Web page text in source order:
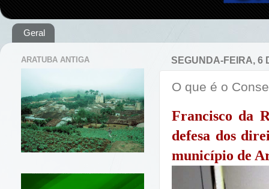
Geral
SEGUNDA-FEIRA, 6
O que é o
Francisco da
defesa dos
município de
ARATUBA ANTIGA